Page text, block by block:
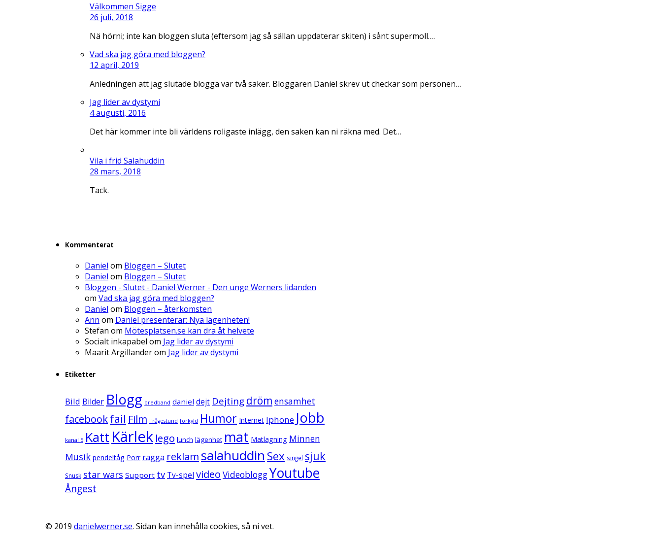
Välkommen Sigge
26 juli, 2018
Nä hörni; inte kan bloggen sluta (eftersom jag så sällan uppdaterar skiten) i sånt supermoll.…
Vad ska jag göra med bloggen?
12 april, 2019
Anledningen att jag slutade blogga var två saker. Bloggaren Daniel skrev ut checkar som personen…
Jag lider av dystymi
4 augusti, 2016
Det här kommer inte bli världens roligaste inlägg, den saken kan ni räkna med. Det…
Vila i frid Salahuddin
28 mars, 2018
Tack.
Kommenterat
Daniel om Bloggen – Slutet
Daniel om Bloggen – Slutet
Bloggen - Slutet - Daniel Werner - Den unge Werners lidanden
om Vad ska jag göra med bloggen?
Daniel om Bloggen – återkomsten
Ann om Daniel presenterar: Nya lägenheten!
Stefan om Mötesplatsen.se kan dra åt helvete
Socialt inkapabel om Jag lider av dystymi
Maarit Argillanderom Jag lider av dystymi
Etiketter
Bild Bilder Blogg bredband daniel dejt Dejtingdröm ensamhet
facebookfail Film Frågestund förkyld Humor Internet Iphone Jobb
kanal 5 Katt Kärlek lego lunch lägenhet mat Matlagning Minnen
Musik pendeltåg Porr ragga reklam salahuddin Sex singel sjuk
Snusk star wars Support tv Tv-spel video VideobloggYoutube
Ångest
© 2019 danielwerner.se. Sidan kan innehålla cookies, så ni vet.